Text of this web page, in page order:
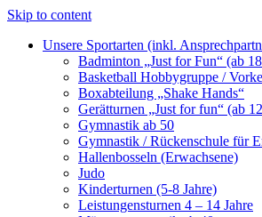
Skip to content
Unsere Sportarten (inkl.
Badminton „Just for Fun“ (ab
Basketball Hobbygruppe /
Boxabteilung „Shake Hands“
Gerätturnen „Just for fun“ (ab
Gymnastik ab 50
Gymnastik / Rückenschule für
Hallenbosseln (Erwachsene)
Judo
Kinderturnen (5-8 Jahre)
Leistungensturnen 4 – 14 Jahre